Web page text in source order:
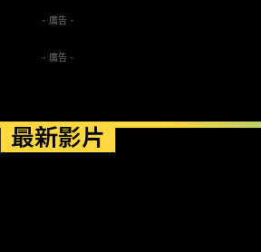
- 廣告 -
- 廣告 -
最新影片